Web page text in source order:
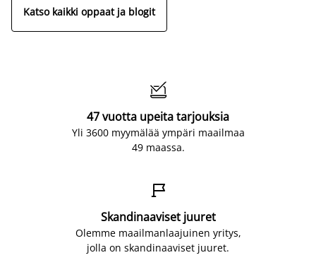
Katso kaikki oppaat ja blogit

47 vuotta upeita tarjouksia
Yli 3600 myymälää ympäri maailmaa
49 maassa.

Skandinaaviset juuret
Olemme maailmanlaajuinen yritys,
jolla on skandinaaviset juuret.